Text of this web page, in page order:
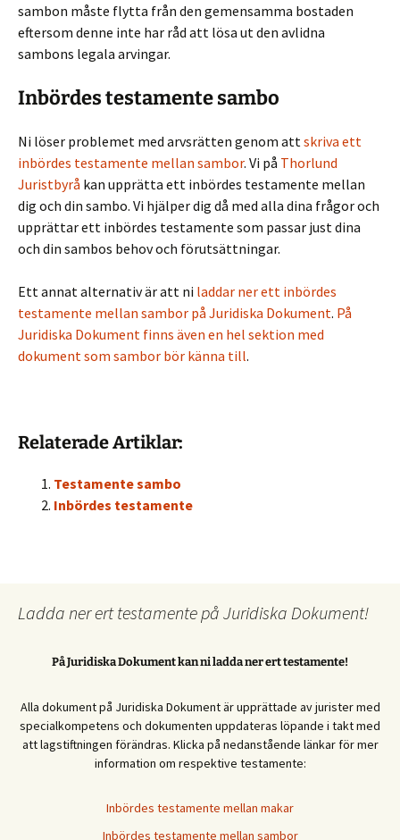
sambon måste flytta från den gemensamma bostaden
eftersom denne inte har råd att lösa ut den avlidna
sambons legala arvingar.
Inbördes testamente sambo
Ni löser problemet med arvsrätten genom att skriva ett
inbördes testamente mellan sambor. Vi på Thorlund
Juristbyrå kan upprätta ett inbördes testamente mellan
dig och din sambo. Vi hjälper dig då med alla dina frågor och
upprättar ett inbördes testamente som passar just dina
och din sambos behov och förutsättningar.
Ett annat alternativ är att ni laddar ner ett inbördes
testamente mellan sambor på Juridiska Dokument. På
Juridiska Dokument finns även en hel sektion med
dokument som sambor bör känna till.
Relaterade Artiklar:
Testamente sambo
Inbördes testamente
Ladda ner ert testamente på Juridiska Dokument!
På Juridiska Dokument kan ni ladda ner ert testamente!
Alla dokument på Juridiska Dokument är upprättade av jurister med
specialkompetens och dokumenten uppdateras löpande i takt med
att lagstiftningen förändras. Klicka på nedanstående länkar för mer
information om respektive testamente:
Inbördes testamente mellan makar
Inbördes testamente mellan sambor